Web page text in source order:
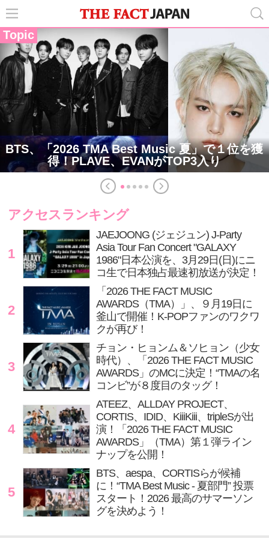
Topic
BTS、「2026 TMA Best Music 夏」で１位を獲
得！PLAVE、EVANがTOP3入り
アクセスランキング
1
JAEJOONG (ジェジュン) J-Party
Asia Tour Fan Concert "GALAXY
1986"日本公演を、3月29日(日)にニ
コ生で日本独占最速初放送が決定！
2
「2026 THE FACT MUSIC
AWARDS（TMA）」、９月19日に
釜山で開催！K-POPファンのワクワ
クが再び！
3
チョン・ヒョンム＆ソヒョン（少女
時代）、「2026 THE FACT MUSIC
AWARDS」のMCに決定！“TMAの名
コンビ”が８度目のタッグ！
4
ATEEZ、ALLDAY PROJECT、
CORTIS、IDID、KiiiKiii、tripleSが出
演！「2026 THE FACT MUSIC
AWARDS」（TMA）第１弾ライン
ナップを公開！
5
BTS、aespa、CORTISらが候補
に！“TMA Best Music - 夏部門” 投票
スタート！2026 最高のサマーソン
グを決めよう！